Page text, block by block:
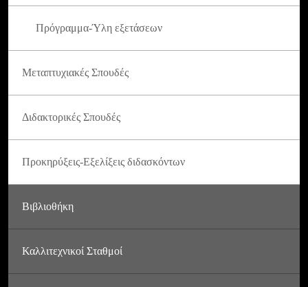
Πρόγραμμα-Ύλη εξετάσεων
Μεταπτυχιακές Σπουδές
Διδακτορικές Σπουδές
Προκηρύξεις-Εξελίξεις διδασκόντων
Βιβλιοθήκη
Καλλιτεχνικοί Σταθμοί